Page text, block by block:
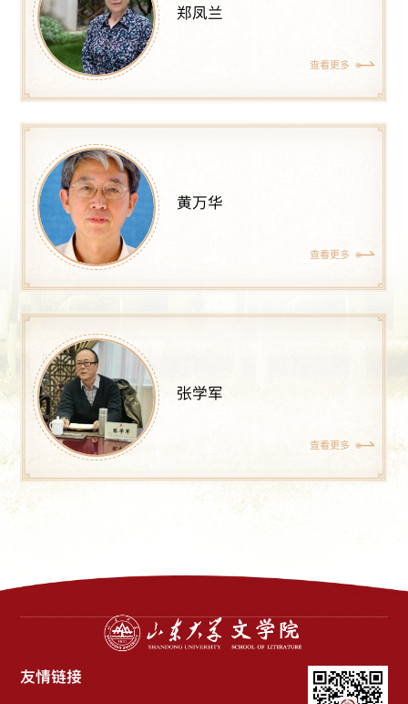
郑凤兰
查看更多
黄万华
查看更多
张学军
查看更多
友情链接